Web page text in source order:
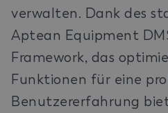
verwalten. Dank des
Aptean Equipment
Framework, das
Funktionen für eine
Benutzererfahrung